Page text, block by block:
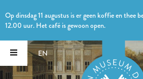
Op dinsdag 11 augustus is er geen koffie en thee
12.00 uur. Het café is gewoon open.
EN